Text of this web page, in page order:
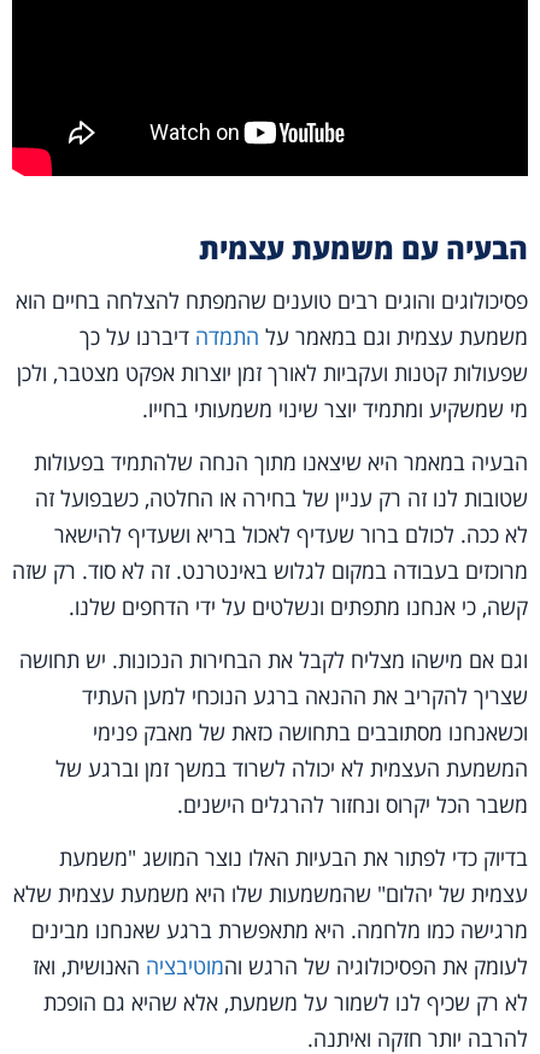
הבעיה עם משמעת עצמית
פסיכולוגים והוגים רבים טוענים שהמפתח להצלחה בחיים הוא
משמעת עצמית וגם במאמר על התמדה דיברנו על כך
שפעולות קטנות ועקביות לאורך זמן יוצרות אפקט מצטבר, ולכן
מי שמשקיע ומתמיד יוצר שינוי משמעותי בחייו.
הבעיה במאמר היא שיצאנו מתוך הנחה שלהתמיד בפעולות
שטובות לנו זה רק עניין של בחירה או החלטה, כשבפועל זה
לא ככה. לכולם ברור שעדיף לאכול בריא ושעדיף להישאר
מרוכזים בעבודה במקום לגלוש באינטרנט. זה לא סוד. רק שזה
קשה, כי אנחנו מתפתים ונשלטים על ידי הדחפים שלנו.
וגם אם מישהו מצליח לקבל את הבחירות הנכונות. יש תחושה
שצריך להקריב את ההנאה ברגע הנוכחי למען העתיד
וכשאנחנו מסתובבים בתחושה כזאת של מאבק פנימי
המשמעת העצמית לא יכולה לשרוד במשך זמן וברגע של
משבר הכל יקרוס ונחזור להרגלים הישנים.
בדיוק כדי לפתור את הבעיות האלו נוצר המושג "משמעת
עצמית של יהלום" שהמשמעות שלו היא משמעת עצמית שלא
מרגישה כמו מלחמה. היא מתאפשרת ברגע שאנחנו מבינים
לעומק את הפסיכולוגיה של הרגש והמוטיבציה האנושית, ואז
לא רק שכיף לנו לשמור על משמעת, אלא שהיא גם הופכת
להרבה יותר חזקה ואיתנה.